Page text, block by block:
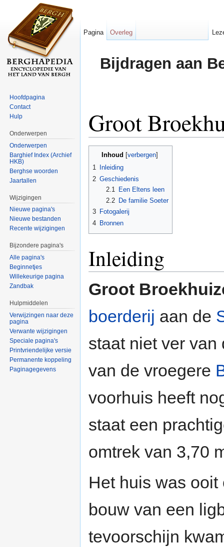
Bijdragen aan
Groot
Inhoud verbergen]
1
Inleiding
2 Geschiedenis
2.1
Een Eltens leen
2.2
De familie Soeter
3 Fotogalerij
4 Bronnen
Inleiding
Groot
boerderij aan de
staat niet ver
van de vroegere
voorhuis heeft
staat een
omtrek van 3,70
Het huis was
bouw van een
tevoorschijn
Pagina Overleg
Hoofdpagina
Contact
Hulp
Onderwerpen
Onderwerpen
Barghief Index (Archief
HKB)
Berghse woorden
Jaartallen
Wijzigingen
Nieuwe pagina's
Nieuwe bestanden
Recente wijzigingen
Bijzondere pagina's
Alle pagina's
Beginnetjes
Willekeurige pagina
Zandbak
Hulpmiddelen
Verwijzingen naar deze
pagina
Verwante wijzigingen
Speciale pagina's
Printvriendelijke versie
Permanente koppeling
Paginagegevens